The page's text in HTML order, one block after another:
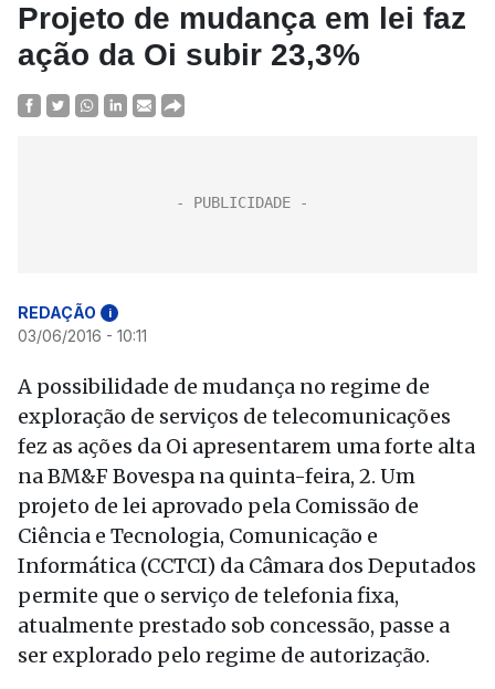
Projeto de mudança em lei faz
ação da Oi subir 23,3%
REDAÇÃO i
03/06/2016 - 10:11
A possibilidade de mudança no regime de
exploração de serviços de telecomunicações
fez as ações da Oi apresentarem uma forte alta
na BM&F Bovespa na quinta-feira, 2. Um
projeto de lei aprovado pela Comissão de
Ciência e Tecnologia, Comunicação e
Informática (CCTCI) da Câmara dos Deputados
permite que o serviço de telefonia fixa,
atualmente prestado sob concessão, passe a
ser explorado pelo regime de autorização.